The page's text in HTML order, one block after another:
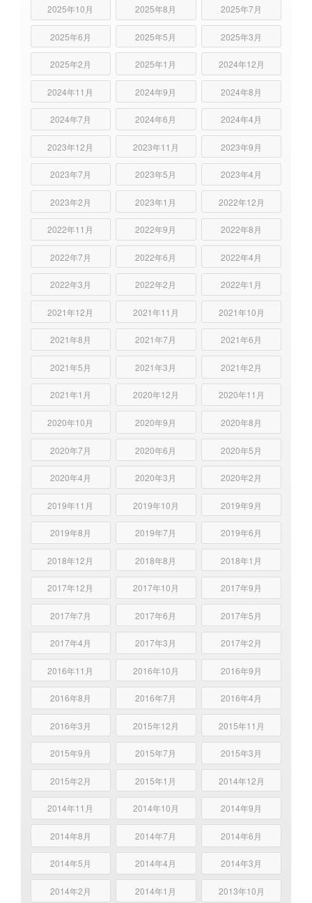
2025年10月 2025年8月 2025年7月
2025年6月 2025年5月 2025年3月
2025年2月 2025年1月 2024年12月
2024年11月 2024年9月 2024年8月
2024年7月 2024年6月 2024年4月
2023年12月 2023年11月 2023年9月
2023年7月 2023年5月 2023年4月
2023年2月 2023年1月 2022年12月
2022年11月 2022年9月 2022年8月
2022年7月 2022年6月 2022年4月
2022年3月 2022年2月 2022年1月
2021年12月 2021年11月 2021年10月
2021年8月 2021年7月 2021年6月
2021年5月 2021年3月 2021年2月
2021年1月 2020年12月 2020年11月
2020年10月 2020年9月 2020年8月
2020年7月 2020年6月 2020年5月
2020年4月 2020年3月 2020年2月
2019年11月 2019年10月 2019年9月
2019年8月 2019年7月 2019年6月
2018年12月 2018年8月 2018年1月
2017年12月 2017年10月 2017年9月
2017年7月 2017年6月 2017年5月
2017年4月 2017年3月 2017年2月
2016年11月 2016年10月 2016年9月
2016年8月 2016年7月 2016年4月
2016年3月 2015年12月 2015年11月
2015年9月 2015年7月 2015年3月
2015年2月 2015年1月 2014年12月
2014年11月 2014年10月 2014年9月
2014年8月 2014年7月 2014年6月
2014年5月 2014年4月 2014年3月
2014年2月 2014年1月 2013年10月